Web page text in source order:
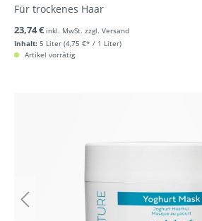
Für trockenes Haar
Inhalt: 5 Liter (4,75 €* / 1 Liter)
23,74 € inkl. MwSt. zzgl. Versand
Artikel vorrätig